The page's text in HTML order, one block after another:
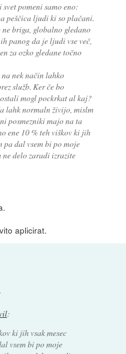
pomeni samo eno:
peščica ljudi ki so plačani.
ne briga, globalno gledano
panog da je ljudi vse več,
za ozko gledane točno
nek način lahko
služb. Ker če bo
mogl pockrkat al kaj?
lahk normaln živijo, mislm
posmezniki majo na ta
ene 10 % teh viškov ki jih
pa dal vsem bi po moje
delo zaradi izrazite
aplicirat.
:
ki jih vsak mesec
vsem bi po moje